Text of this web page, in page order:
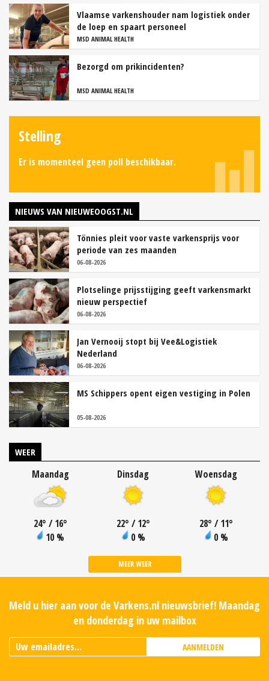
Vlaamse varkenshouder nam logistiek onder
de loep en spaart personeel
MSD ANIMAL HEALTH
Bezorgd om prikincidenten?
MSD ANIMAL HEALTH
Stelling
Er is momenteel geen poll beschikbaar.
NIEUWS VAN NIEUWEOOGST.NL
Tönnies pleit voor vaste varkensprijs voor
periode van zes maanden
06-08-2026
Plotselinge prijsstijging geeft varkensmarkt
nieuw perspectief
06-08-2026
Jan Vernooij stopt bij Vee&Logistiek
Nederland
06-08-2026
MS Schippers opent eigen vestiging in Polen
05-08-2026
WEER
Maandag
24° / 16°
10 %
Dinsdag
22° / 12°
0 %
Woensdag
28° / 11°
0 %
MEER WEER
Meld u hier aan voor de Varkens.nl nieuwsbrief! Maandag
en donderdag in uw mailbox
AANMELDEN